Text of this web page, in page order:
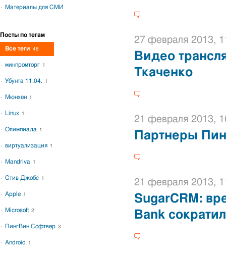
27 февраля 2013,
Видео
Ткаченко
21 февраля 2013,
Партнеры
21 февраля 2013,
SugarCRM:
Bank
Материалы для СМИ
Посты по тегам
Все теги 48
минпромторг 1
Убунта 11.04. 1
Мюнхен 1
Linux 1
Олимпиада 1
виртуализация 1
Mandriva 1
Стив Джобс 1
Apple 1
Microsoft 2
ПингВин Софтвер 3
Android 1